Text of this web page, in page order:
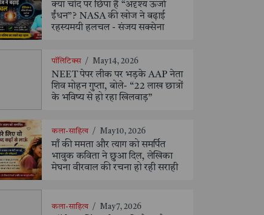
क्या चांद पर छिपा है “अदृश्य ऊर्जा
ईंधन”? NASA की खोज ने बढ़ाई
रहस्यमयी हलचल - संजय सक्सेना
पॉलिटिक्स / May 14, 2026
NEET पेपर लीक पर भड़के AAP नेता
शिव मोहन गुप्ता, बोले- “22 लाख छात्रों
के भविष्य से हो रहा खिलवाड़”
कला-साहित्य / May 10, 2026
माँ की ममता और त्याग को समर्पित
भावुक कविता ने छुआ दिल, लेखिका
मेघना वीरवाल की रचना हो रही सराही
कला-साहित्य / May 7, 2026